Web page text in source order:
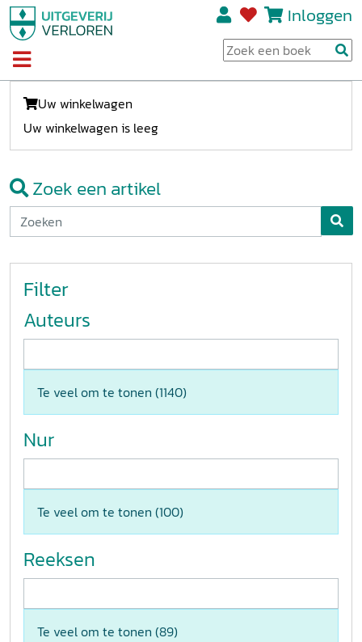
Inloggen
Uw winkelwagen
Uw winkelwagen is leeg
Zoek een artikel
Filter
Auteurs
Te veel om te tonen (1140)
Nur
Te veel om te tonen (100)
Reeksen
Te veel om te tonen (89)